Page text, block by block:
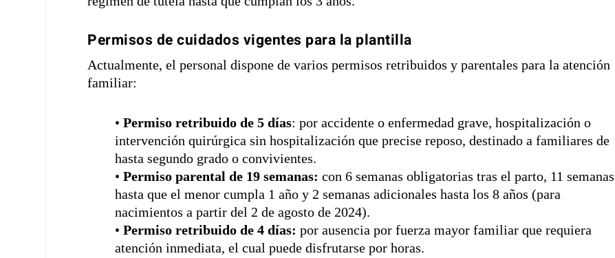
Permisos de cuidados vigentes para la plantilla
Actualmente, el personal dispone de varios permisos retribuidos y parentales para la atención
familiar:
•Permiso retribuido de 5 días: por accidente o enfermedad grave, hospitalización o
intervención quirúrgica sin hospitalización que precise reposo, destinado a familiares de
hasta segundo grado o convivientes.
•Permiso parental de 19 semanas: con 6 semanas obligatorias tras el parto, 11 semanas
hasta que el menor cumpla 1 año y 2 semanas adicionales hasta los 8 años (para
nacimientos a partir del 2 de agosto de 2024).
•Permiso retribuido de 4 días: por ausencia por fuerza mayor familiar que requiera
atención inmediata, el cual puede disfrutarse por horas.